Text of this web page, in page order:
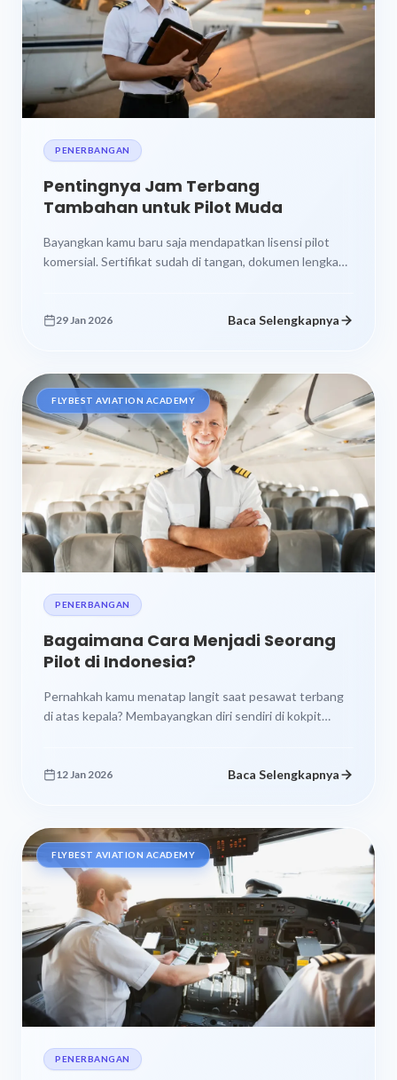
PENERBANGAN
Pentingnya Jam Terbang
Tambahan untuk Pilot Muda
Bayangkan kamu baru saja mendapatkan lisensi pilot
komersial. Sertifikat sudah di tangan, dokumen lengkap,
29 Jan 2026 Baca Selengkapnya
FLYBEST AVIATION ACADEMY
PENERBANGAN
Bagaimana Cara Menjadi Seorang
Pilot di Indonesia?
Pernahkah kamu menatap langit saat pesawat terbang
di atas kepala? Membayangkan diri sendiri di kokpit
12 Jan 2026 Baca Selengkapnya
FLYBEST AVIATION ACADEMY
PENERBANGAN